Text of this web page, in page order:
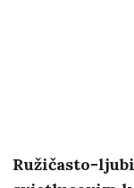
Ružičasto-